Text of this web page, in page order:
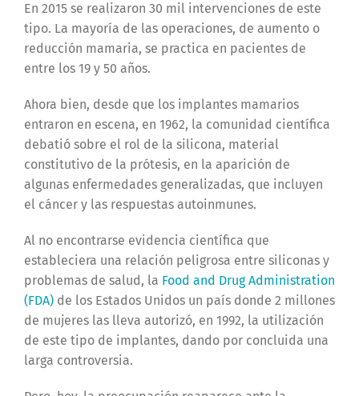
En 2015 se realizaron 30 mil intervenciones de este
tipo. La mayoría de las operaciones, de aumento o
reducción mamaria, se practica en pacientes de
entre los 19 y 50 años.
Ahora bien, desde que los implantes mamarios
entraron en escena, en 1962, la comunidad científica
debatió sobre el rol de la silicona, material
constitutivo de la prótesis, en la aparición de
algunas enfermedades generalizadas, que incluyen
el cáncer y las respuestas autoinmunes.
Al no encontrarse evidencia científica que
estableciera una relación peligrosa entre siliconas y
problemas de salud, la Food and Drug Administration
(FDA)de los Estados Unidos un país donde 2 millones
de mujeres las lleva autorizó, en 1992, la utilización
de este tipo de implantes, dando por concluida una
larga controversia.